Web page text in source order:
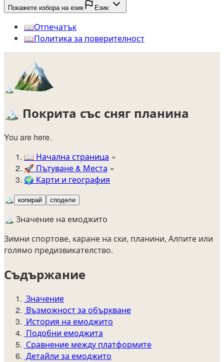
Покажете избора на език Език:
📖️Oтпечатък
📖️Политика за поверителност
🏔️
🏔️ Покрита със сняг планина
You are here.
📖 Начална страница
🚀️ Пътуване & Места
🌍 Карти и география
🏔️ копирай сподели
🏔️ Значение на емоджито
Зимни спортове, каране на ски, планини, Алпите или
голямо предизвикателство.
Съдържание
Значение
Възможност за объркване
История на емоджито
Подобни емоджита
Сравнение между платформите
Детайли за емоджито